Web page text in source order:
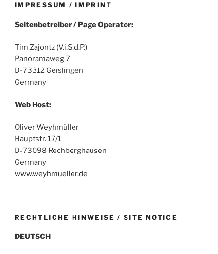
IMPRESSUM / IMPRINT
Seitenbetreiber / Page Operator:
Tim Zajontz (V.i.S.d.P.)
Panoramaweg 7
D-73312 Geislingen
Germany
Web Host:
Oliver Weyhmüller
Hauptstr. 17/1
D-73098 Rechberghausen
Germany
www.weyhmueller.de
RECHTLICHE HINWEISE / SITE NOTICE
DEUTSCH